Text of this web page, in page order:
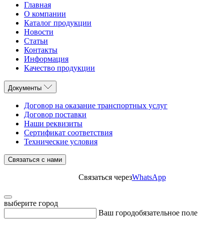
Главная
О компании
Каталог продукции
Новости
Статьи
Контакты
Информация
Качество продукции
Документы
Договор на оказание транспортных услуг
Договор поставки
Наши реквизиты
Сертификат соответствия
Технические условия
Связаться с нами
Связаться черезWhatsApp
выберите город
Ваш городобязательное поле